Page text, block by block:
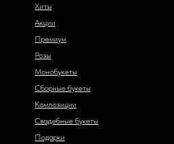
Хиты
Акции
Премиум
Розы
Монобукеты
Сборные букеты
Композиции
Свадебные букеты
Подарки